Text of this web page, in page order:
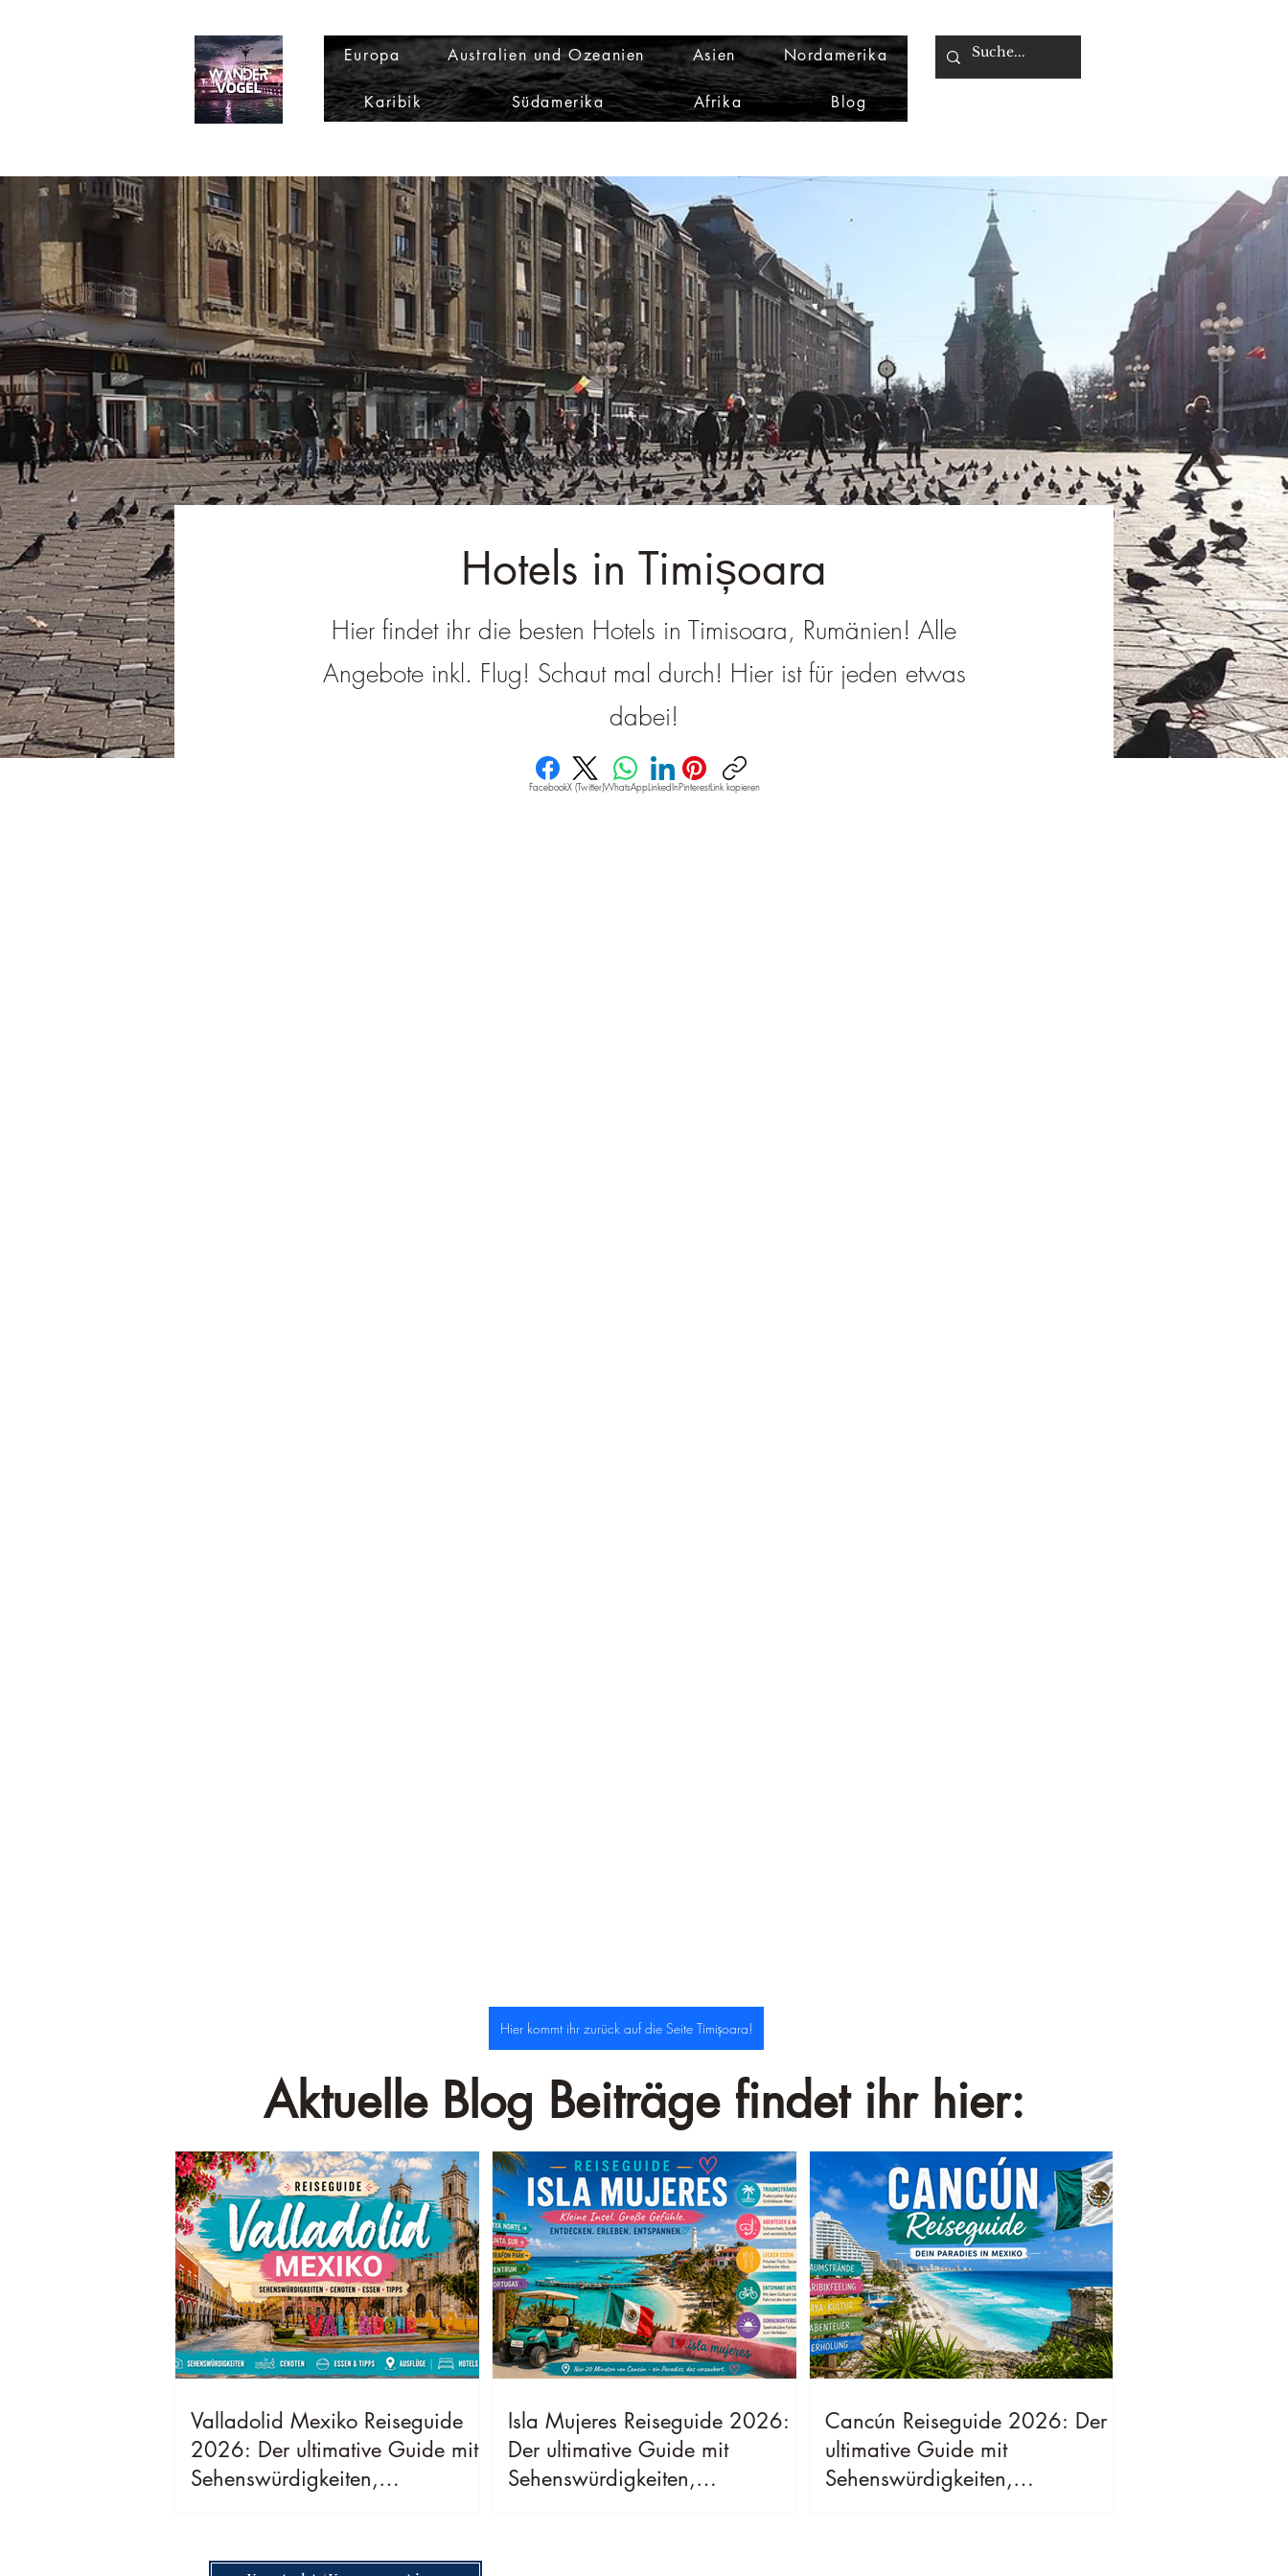
â
–¡
Europa Australien und Ozeanien Asien Nordamerika
Karibik Südamerika Afrika Blog
Hotels in Timișoara
Hier findet ihr die besten Hotels in Timisoara, Rumänien! Alle
Angebote inkl. Flug! Schaut mal durch! Hier ist für jeden etwas
dabei!
FacebookX (Twitter)WhatsAppLinkedInPinterestLink kopieren
Hier kommt ihr zurück auf die Seite Timișoara!
Aktuelle Blog Beiträge findet ihr hier:
Valladolid Mexiko Reiseguide
2026: Der ultimative Guide mit
Sehenswürdigkeiten,
Isla Mujeres Reiseguide 2026:
Der ultimative Guide mit
Sehenswürdigkeiten,
Cancún Reiseguide 2026: Der
ultimative Guide mit
Sehenswürdigkeiten,